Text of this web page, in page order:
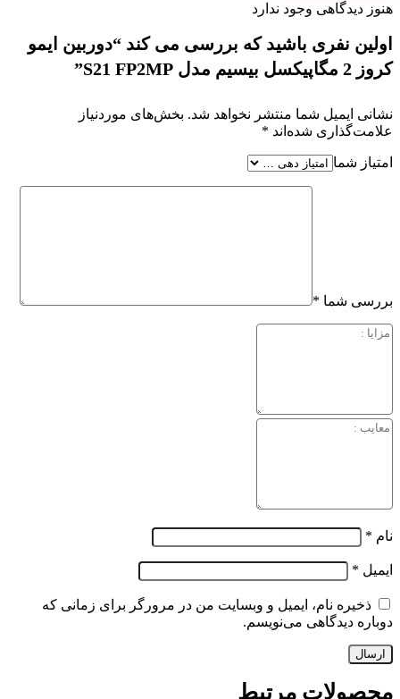
هنوز دیدگاهی وجود ندارد
اولین نفری باشید که بررسی می کند “دوربین ایمو
کروز 2 مگاپیکسل بیسیم مدل S21 FP2MP”
نشانی ایمیل شما منتشر نخواهد شد. بخش‌های موردنیاز
علامت‌گذاری شده‌اند *
امتیاز شما
بررسی شما *
نام *
ایمیل *
ذخیره نام، ایمیل و وبسایت من در مرورگر برای زمانی که
دوباره دیدگاهی می‌نویسم.
محصولات مرتبط